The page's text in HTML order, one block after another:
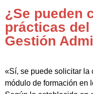
¿Se pueden
prácticas del
Gestión
«Sí, se puede solicitar la
módulo de formación en